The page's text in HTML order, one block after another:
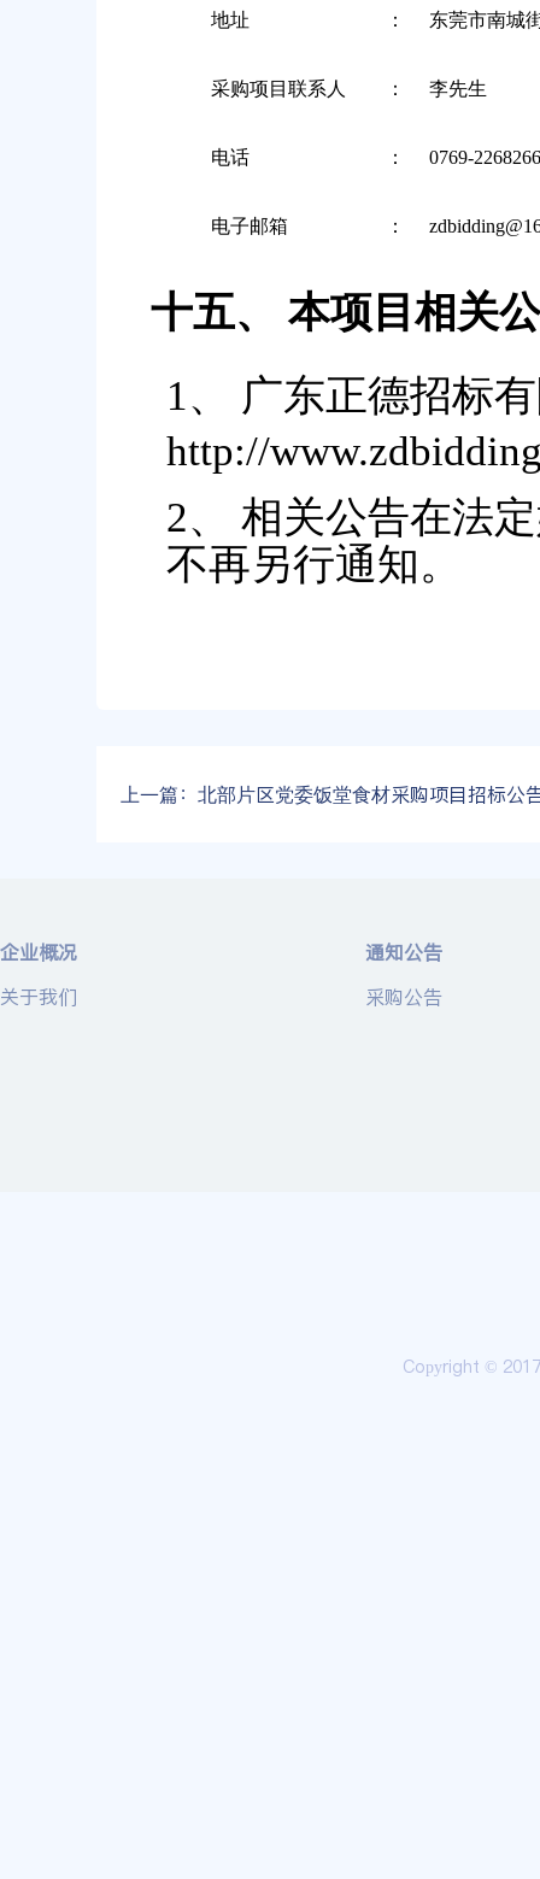
地址 ： 东莞市南城
采购项目联系人 ： 李先生
电话 ： 0769-
电子邮箱 ：
十五、 本项目相关
1、 广东正德招标
http://
2、 相关公告在法
不再另行通知。
上一篇： 北部片区党委饭堂食材采购项目招标公
企业概况
关于我们
通知公告
采购公告
Copyright ©